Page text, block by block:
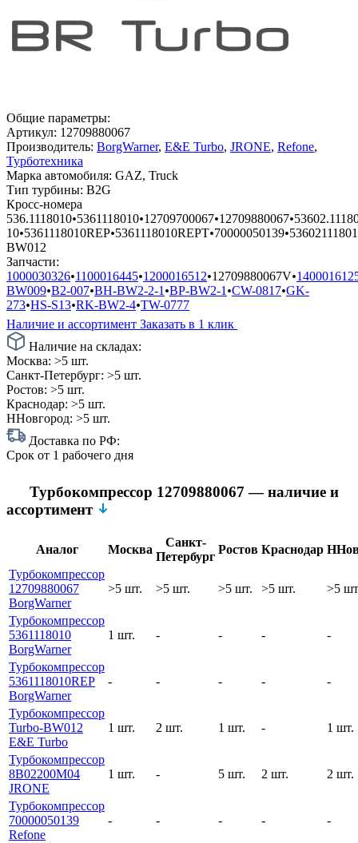
Общие параметры:
Артикул: 12709880067
Производитель: BorgWarner, E&E Turbo, JRONE, Refone,
Турботехника
Марка автомобиля: GAZ, Truck
Тип турбины: B2G
Кросс-номера
536.1118010•5361118010•12709700067•12709880067•
10•5361118010REP•5361118010REPT•70000050139•
BW012
Запчасти:
1000030326•1100016445•1200016512•12709880067V•
BW009•B2-007•BH-BW2-2-1 •BP-BW2-1 •CW-0817•GK-
273•HS-S13•RK-BW2-4•TW-0777
Наличие и ассортимент Заказать в 1 клик
Наличие на складах:
Москва: >5 шт.
Санкт-Петербург: >5 шт.
Ростов: >5 шт.
Краснодар: >5 шт.
ННовгород: >5 шт.
Доставка по РФ:
Срок от 1 рабочего дня
Турбокомпрессор 12709880067 — наличие и
ассортимент
Аналог Москва
Санкт-
Петербург
Ростов Краснодар
Турбокомпрессор
12709880067
BorgWarner
>5 шт. >5 шт. >5 шт. >5 шт. >5
Турбокомпрессор
5361118010
BorgWarner
1 шт. - - - -
Турбокомпрессор
5361118010REP
BorgWarner
- - - - -
Турбокомпрессор
Turbo-BW012
E&E Turbo
1 шт. 2 шт. 1 шт. - 1 шт.
Турбокомпрессор
8B02200M04
JRONE
1 шт. - 5 шт. 2 шт. 2 шт.
Турбокомпрессор
70000050139
Refone
- - - - -